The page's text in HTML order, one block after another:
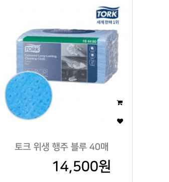
토크 위생 행주 블루 40매
14,500원